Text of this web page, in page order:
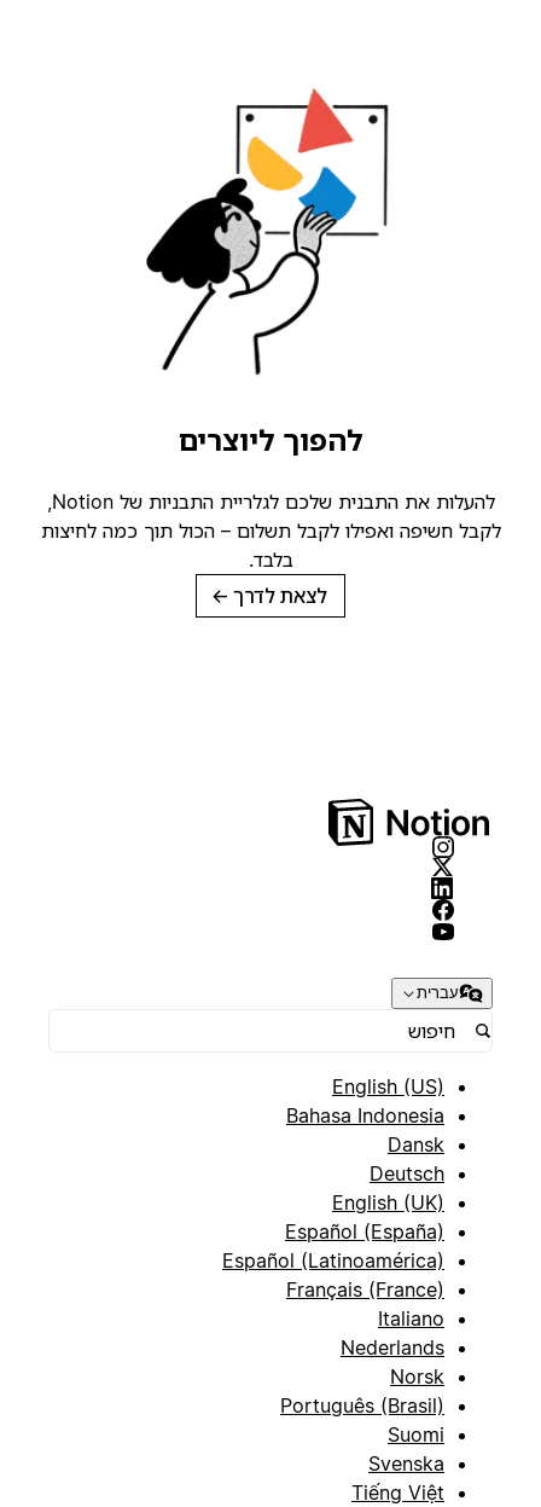
להפוך ליוצרים
להעלות את התבנית שלכם לגלריית התבניות של Notion,
לקבל חשיפה ואפילו לקבל תשלום – הכול תוך כמה לחיצות
בלבד.
לצאת לדרך→
עברית
English (US)
Bahasa Indonesia
Dansk
Deutsch
English (UK)
Español (España)
Español (Latinoamérica)
Français (France)
Italiano
Nederlands
Norsk
Português (Brasil)
Suomi
Svenska
Tiếng Việt